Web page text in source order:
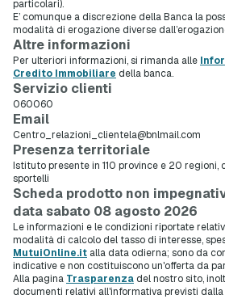
particolari).
E’ comunque a discrezione della Banca la
modalità di erogazione diverse
Altre informazioni
Per ulteriori informazioni, si rimanda alle
Credito Immobiliare della banca.
Servizio clienti
060060
Email
Centro_relazioni_clientela@bnlmail.com
Presenza territoriale
Istituto presente in 110 province e 20 regioni,
sportelli
Scheda prodotto non
data sabato 08 agosto 2026
Le informazioni e le condizioni riportate
modalità di calcolo del tasso di interesse,
MutuiOnline.it alla data odierna; sono da
indicative e non costituiscono un'offerta da
Alla pagina Trasparenza del nostro sito,
documenti relativi all'informativa previsti